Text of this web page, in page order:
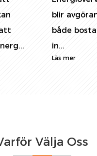
blir
både
in...
Läs mer
Välja Oss